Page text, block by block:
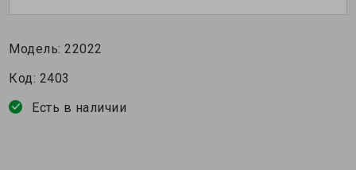
Модель:22022
Код: 2403
Есть в наличии